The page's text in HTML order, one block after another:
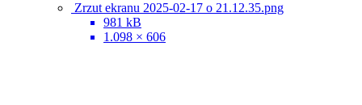
Zrzut ekranu 2025-02-17 o 21.12.35.png
981 kB
1.098 × 606